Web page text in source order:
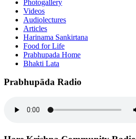
Photogallery
Videos
Audiolectures
Articles
Harinama Sankirtana
Food for Life
Prabhupada Home
Bhakti Lata
Prabhupāda Radio